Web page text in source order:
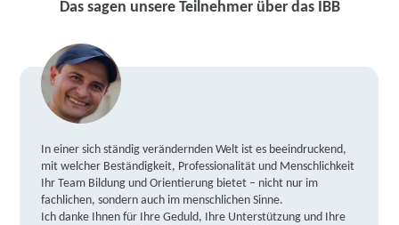
Das sagen unsere Teilnehmer über das IBB
In einer sich ständig verändernden Welt ist es beeindruckend,
mit welcher Beständigkeit, Professionalität und Menschlichkeit
Ihr Team Bildung und Orientierung bietet – nicht nur im
fachlichen, sondern auch im menschlichen Sinne.
Ich danke Ihnen für Ihre Geduld, Ihre Unterstützung und Ihre